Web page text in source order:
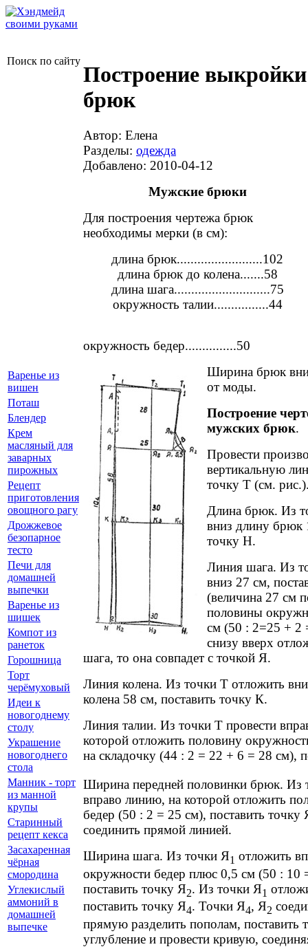
Поиск по сайту
Построение
брюк
Автор: Елена
Разделы: одежда
Добавлено: 2010-04-12
Мужские брюки
Для построения чертежа брюк
необходимы мерки (в см):
длина брюк.........................102
длина брюк до колена.......58
длина шага............................75
окружность талии................44
окружность бедер...............50
Ширина брюк
от моды.
Построение
мужских брюк.
Провести
вертикальную
точку Т (см.
Длина брюк. Из
вниз длину брюк
точку Н.
Линия шага. Из
вниз 27 см,
(величина 27 см
половины
см (50 : 2=25 + 2
снизу вверх
шага, то она совпадет с точкой Я.
Линия колена. Из точки Т отложить
колена 58 см, поставить точку К.
Линия талии. Из точки Т провести
которой отложить половину
на складочку (44 : 2 = 22 + 6 = 28 см),
Ширина передней половинки брюк. Из
вправо линию, на которой отложить
бедер (50 : 2 = 25 см), поставить точку
соединить прямой линией.
Ширина шага. Из точки Я1 отложить
окружности бедер плюс 0,5 см (50 : 10
поставить точку Я2. Из точки Я1
поставить точку Я4. Точки Я4, Я2
прямую разделить пополам, поставить
углубление и провести кривую,
Варенье из
вишен
Поташ
Блендер
Крем
масляный для
заварных
пирожных
Рецепт
приготовления
овощного рагу
Дрожжевое
безопарное
тесто
Печи для
домашней
выпечки
Варенье из
шишек
Компот из
ранеток
Горошница
Торт
черёмуховый
Идеи к
новогоднему
столу
Украшение
новогоднего
стола
Манник - торт
из манной
крупы
Старинный
рецепт кекса
Засахаренная
чёрная
смородина
Углекислый
аммоний в
домашней
выпечке